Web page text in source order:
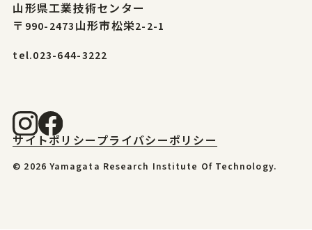
山形県工業技術センター
〒990-2473山形市松栄2-2-1
tel.023-644-3222
サイトポリシープライバシーポリシー
© 2026 Yamagata Research Institute Of Technology.